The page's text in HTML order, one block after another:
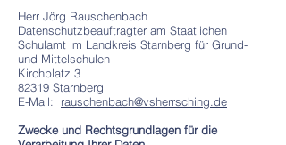
Herr Jörg Rauschenbach
Datenschutzbeauftragter am Staatlichen
Schulamt im Landkreis Starnberg für Grund-
und Mittelschulen
Kirchplatz 3
82319 Starnberg
E-Mail: rauschenbach@vsherrsching.de
Zwecke und Rechtsgrundlagen für die